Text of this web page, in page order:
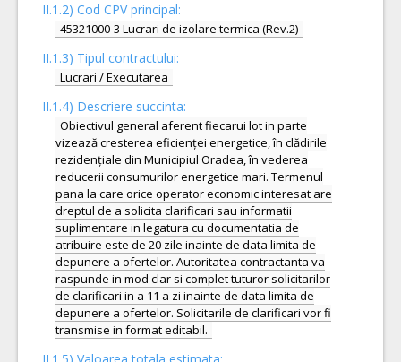
II.1.2) Cod CPV principal:
45321000-3 Lucrari de izolare termica (Rev.2)
II.1.3) Tipul contractului:
Lucrari / Executarea
II.1.4) Descriere succinta:
Obiectivul general aferent fiecarui lot in parte
vizează cresterea eficienței energetice, în clădirile
rezidențiale din Municipiul Oradea, în vederea
reducerii consumurilor energetice mari. Termenul
pana la care orice operator economic interesat are
dreptul de a solicita clarificari sau informatii
suplimentare in legatura cu documentatia de
atribuire este de 20 zile inainte de data limita de
depunere a ofertelor. Autoritatea contractanta va
raspunde in mod clar si complet tuturor solicitarilor
de clarificari in a 11 a zi inainte de data limita de
depunere a ofertelor. Solicitarile de clarificari vor fi
transmise in format editabil.